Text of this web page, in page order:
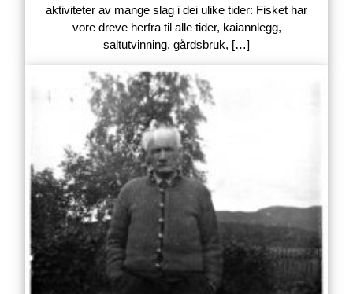
aktiviteter av mange slag i dei ulike tider: Fisket har
vore dreve herfra til alle tider, kaiannlegg,
saltutvinning, gårdsbruk, […]